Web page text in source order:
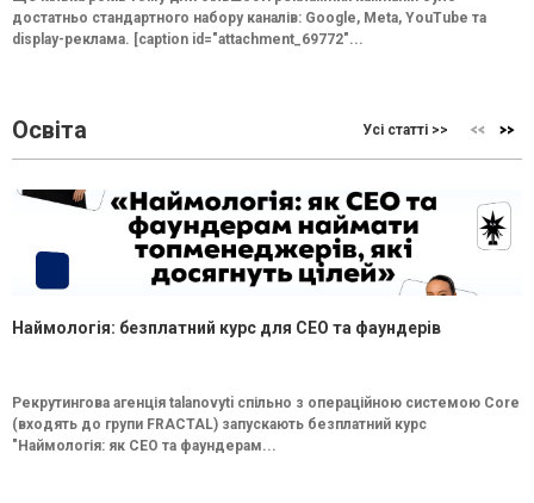
достатньо стандартного набору каналів: Google, Meta, YouTube та
display-реклама. [caption id="attachment_69772"...
Освіта Усі статті >>
Наймологія: безплатний курс для CEO та фаундерів
Рекрутингова агенція talanovyti спільно з операційною системою Core
(входять до групи FRACTAL) запускають безплатний курс
"Наймологія: як СEO та фаундерам...